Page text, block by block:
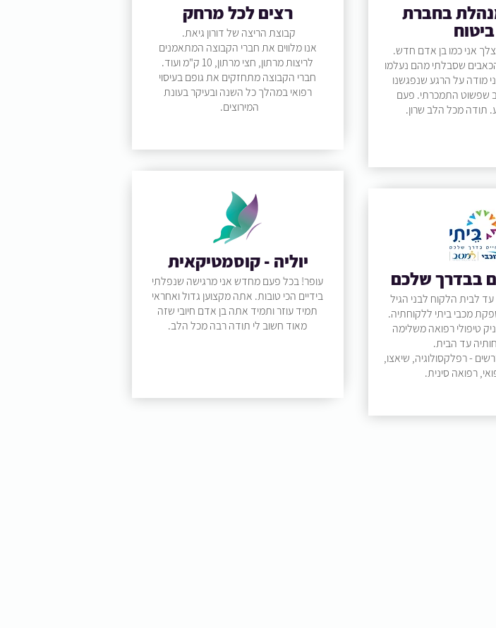
בחברת
ביטוח
אני כמו בן אדם חדש.
שסבלתי מהם נעלמו
מודה על הרגע שנפגשנו
שפשוט התמכרתי. פעם
תודה מכל הלב שרון.
בבדרך שלכם
לבית הלקוח לבני הגיל
מכבי ביתי ללקוחתיה.
טיפולי רפואה משלימה
עד הבית.
- רפלקסולוגיה, שיאצו,
רפואה סינית.
רצים לכל מרחק
קבוצת הריצה של דורון גיאת.
אנו מלווים את חברי הקבוצה המתאמנים
לריצות מרתון, חצי מרתון, 10 ק"מ ועוד.
חברי הקבוצה מתחזקים את גופם בעיסוי
רפואי במהלך כל השנה ובעיקר בעונת
המירוצים.
יוליה - קוסמטיקאית
עופר! בכל פעם מחדש אני מרגישה שנפלתי
בידיים הכי טובות. אתה מקצוען גדול ואחראי
תמיד עוזר ותמיד אתה בן אדם חיובי שזה
מאוד חשוב לי תודה רבה מכל הלב.